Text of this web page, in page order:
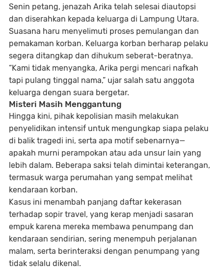
Senin petang, jenazah Arika telah selesai diautopsi
dan diserahkan kepada keluarga di Lampung Utara.
Suasana haru menyelimuti proses pemulangan dan
pemakaman korban. Keluarga korban berharap pelaku
segera ditangkap dan dihukum seberat-beratnya.
“Kami tidak menyangka, Arika pergi mencari nafkah
tapi pulang tinggal nama,” ujar salah satu anggota
keluarga dengan suara bergetar.
Misteri Masih Menggantung
Hingga kini, pihak kepolisian masih melakukan
penyelidikan intensif untuk mengungkap siapa pelaku
di balik tragedi ini, serta apa motif sebenarnya—
apakah murni perampokan atau ada unsur lain yang
lebih dalam. Beberapa saksi telah dimintai keterangan,
termasuk warga perumahan yang sempat melihat
kendaraan korban.
Kasus ini menambah panjang daftar kekerasan
terhadap sopir travel, yang kerap menjadi sasaran
empuk karena mereka membawa penumpang dan
kendaraan sendirian, sering menempuh perjalanan
malam, serta berinteraksi dengan penumpang yang
tidak selalu dikenal.